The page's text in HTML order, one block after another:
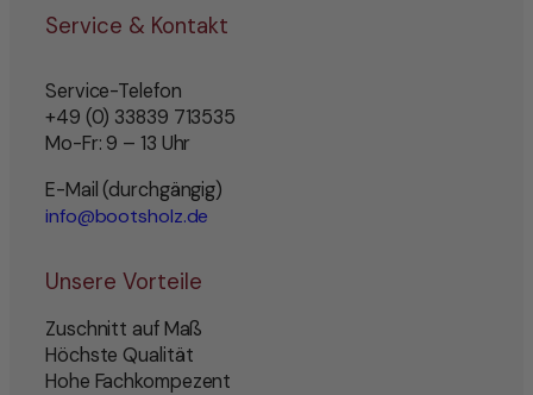
Service & Kontakt
Service-Telefon
+49 (0) 33839 713535
Mo-Fr: 9 – 13 Uhr
E-Mail (durchgängig)
info@bootsholz.de
Unsere Vorteile
Zuschnitt auf Maß
Höchste Qualität
Hohe Fachkompezent